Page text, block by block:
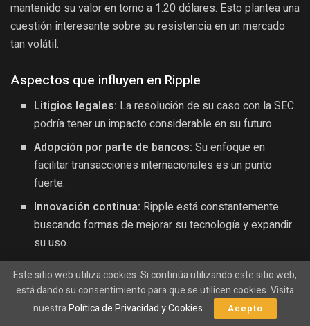
mantenido su valor en torno a 1.20 dólares. Esto plantea una
cuestión interesante sobre su resistencia en un mercado
tan volátil.
Aspectos que influyen en Ripple
Litigios legales: La resolución de su caso con la SEC
podría tener un impacto considerable en su futuro.
Adopción por parte de bancos: Su enfoque en
facilitar transacciones internacionales es un punto
fuerte.
Innovación continua: Ripple está constantemente
buscando formas de mejorar su tecnología y expandir
su uso.
¿Qué futuro le espera a Ripple?
La sostenibilidad de Ripple en el mercado depende en gran
medida de sus desarrollos legales y de cómo se posiciona
Este sitio web utiliza cookies. Si continúa utilizando este sitio web,
está dando su consentimiento para que se utilicen cookies. Visita
nuestraPolítica de Privacidad y Cookies. Acepto